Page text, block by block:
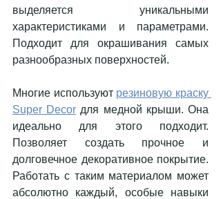
выделяется уникальными
характеристиками и параметрами.
Подходит для окрашивания самых
разнообразных поверхностей.
Многие используют резиновую краску
Super Decor для медной крыши. Она
идеально для этого подходит.
Позволяет создать прочное и
долговечное декоративное покрытие.
Работать с таким материалом может
абсолютно каждый, особые навыки